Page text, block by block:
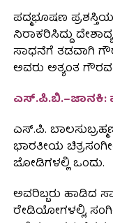
ಪದ್ಮಭೂಷಣ
ನಿರಾಕರಿಸಿದ್ದು
ಸಾಧನೆಗೆ ತಡವಾಗಿ
ಅವರು ಅತ್ಯಂತ
ಎಸ್.ಪಿ.
ಭಾರತೀಯ
ಜೋಡಿಗಳಲ್ಲಿ ಒಂದು.
ಅವರಿಬ್ಬರು ಹಾಡಿದ
ರೇಡಿಯೋಗಳಲ್ಲಿ,